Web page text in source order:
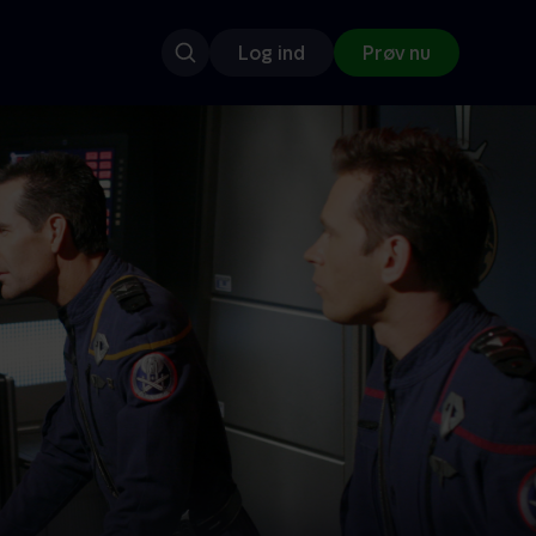
Log ind Prøv nu